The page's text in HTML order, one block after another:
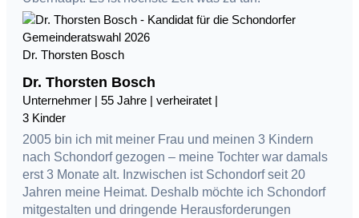
Dr. Thorsten Bosch
Dr. Thorsten Bosch
Unternehmer | 55 Jahre | verheiratet |
3 Kinder
2005 bin ich mit meiner Frau und meinen 3 Kindern
nach Schondorf gezogen – meine Tochter war damals
erst 3 Monate alt. Inzwischen ist Schondorf seit 20
Jahren meine Heimat. Deshalb möchte ich Schondorf
mitgestalten und dringende Herausforderungen